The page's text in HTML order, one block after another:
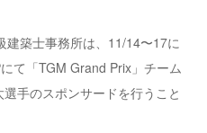
築士事務所は、11/14〜17に
て「TGM Grand Prix」チーム
手のスポンサードを行うこと